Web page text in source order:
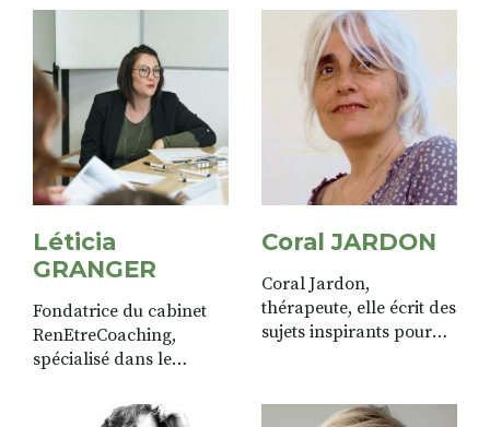
à la création du Guide
du Bien Manger en
Velay, avec l’envie de
valoriser une
alimentation...
Léticia
GRANGER
Fondatrice du cabinet
RenEtreCoaching,
spécialisé dans le
être au travail à
Coral JARDON
Coral Jardon,
thérapeute, elle écrit des
sujets inspirants pour